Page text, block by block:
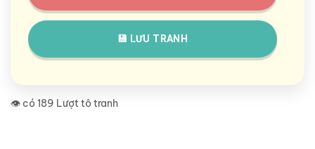
💾 LƯU TRANH
👁️ có 189 Lượt tô tranh